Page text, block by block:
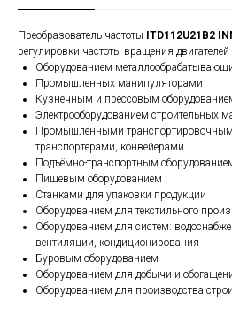
Преобразователь частоты ITD112U21B2
регулировки частоты вращения
Оборудованием
Промышленных манипуляторами
Кузнечным и прессовым
Электрооборудованием строительных
Промышленными
транспортерами, конвейерами
Подъёмно-транспортным
Пищевым оборудованием
Станками для упаковки продукции
Оборудованием для текстильного
Оборудованием для систем:
вентиляции, кондиционирования
Буровым оборудованием
Оборудованием для добычи и
Оборудованием для производства